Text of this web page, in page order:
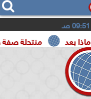
09:51 صـ
منتحلة صفة صحفية